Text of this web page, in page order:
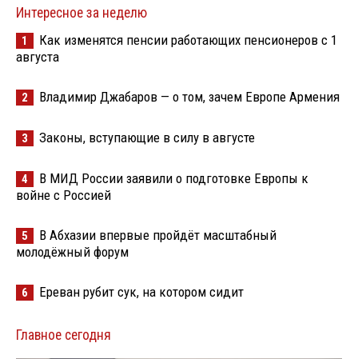
Интересное за неделю
1
Как изменятся пенсии работающих пенсионеров с 1
августа
2 Владимир Джабаров — о том, зачем Европе Армения
3 Законы, вступающие в силу в августе
4
В МИД России заявили о подготовке Европы к
войне с Россией
5
В Абхазии впервые пройдёт масштабный
молодёжный форум
6 Ереван рубит сук, на котором сидит
Главное сегодня